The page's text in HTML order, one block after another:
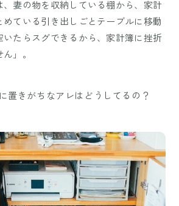
妻の物を収納している棚から、家計
ている引き出しごとテーブルに移動
いたらスグできるから、家計簿に挫折
」。
置きがちなアレはどうしてるの？